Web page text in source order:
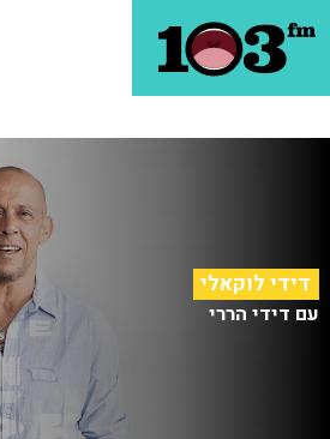
דידי לוקאלי
עם דידי הררי